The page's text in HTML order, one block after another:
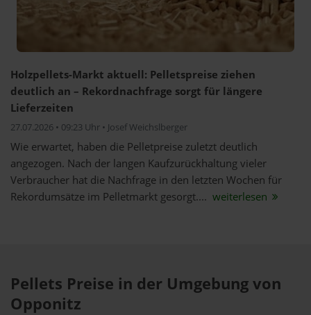
Holzpellets-Markt aktuell: Pelletspreise ziehen
deutlich an – Rekordnachfrage sorgt für längere
Lieferzeiten
27.07.2026 • 09:23 Uhr • Josef Weichslberger
Wie erwartet, haben die Pelletpreise zuletzt deutlich
angezogen. Nach der langen Kaufzurückhaltung vieler
Verbraucher hat die Nachfrage in den letzten Wochen für
Rekordumsätze im Pelletmarkt gesorgt.... weiterlesen
Pellets Preise in der Umgebung von
Opponitz